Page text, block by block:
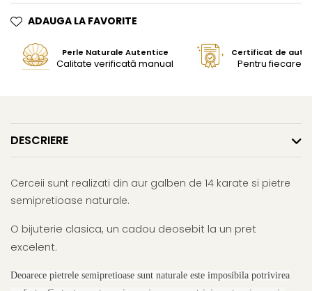
ADAUGA LA FAVORITE
Perle Naturale Autentice
Calitate verificată manual
Certificat de
Pentru fiecare
DESCRIERE
Cerceii sunt realizati din aur galben de 14 karate si pietre
semipretioase naturale.
O bijuterie clasica, un cadou deosebit la un pret
excelent.
Deoarece pietrele semipretioase sunt naturale este imposibila potrivirea